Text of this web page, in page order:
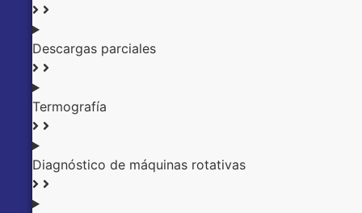
Descargas parciales
Termografía
Diagnóstico de máquinas rotativas